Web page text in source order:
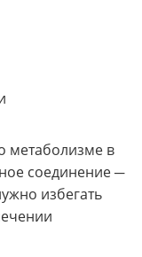
метаболизме в
соединение ─
избегать